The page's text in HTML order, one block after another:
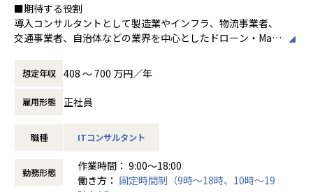
・マネジャー（管理職）
【Web制作会社年鑑2023に掲載】
策、スマートフォン／タブレット向けアプリ施策などを制作
会社ごとにアーカイブ化したインタラクティブコンテンツ
集、Web制作会社年鑑2023に掲載されました。
全ての業務への配置転換あり
4. 案件バリエーションの構築
私たちの専門性を高めていくためには、案件
は一定の規模感が必要だと考えています。
仕様…と多くの案件バリエーションがあるこ
織を目指しています。
また、2020年3月には初の海外進出となるベ
トナム拠点の立上げを実施し、同年12月には
よって労働力不足に対応し、MaaS（Mobility as a Service）
は移動の最適化で地域間格差の解消や持続可能な都市環境の
構築に貢献することができる点から、これらの市場は今後さ
当社のBPO（ビジネスプロセスアウトソーシング）は、世の
中に求められている課題に対し、課題の可視化からプロセス
の改善まで行い、お客様の生産性を最大限に向上させてきま
推進領域で成長が見込まれるGX・ドローン・MaaSの分野に
す。そしてお客様の課題解決やお客様の成長支援を通じて、
持続可能な社会の実現に貢献していきます。
またセールス、Webマーケティングに特化し
たアウトソーシングを展開しています。
人材を活かし、組織を活性化して企業のパフ
て、タレントマネジメントシステムや、アル
す。
また、自社では社員の88％が働くをたのしん
でいる状態を目指して、制度やオフィスを整
備して社員の働きやすい環境をつくっていま
■期待する役割
導入コンサルタントとして製造業やインフラ、物流事業者、
交通事業者、自治体などの業界を中心としたドローン・Maa
客様に対し、
課題をヒアリングしながら、観光や医療、行政を始めたとし
たユーザーサービスの企画、利活用を含めたソリューション
提案と導入支援を担当頂きます。
・豪雪、災害、事故による大規模な車両滞留発生時の道路状
況把握作業へのドローン導入コンサルティング
想定年収 408 〜 700 万円／年
雇用形態 正社員
職種 ITコンサルタント
勤務形態
作業時間： 9:00〜18:00
働き方： 固定時間制（9時～18時、10時～19